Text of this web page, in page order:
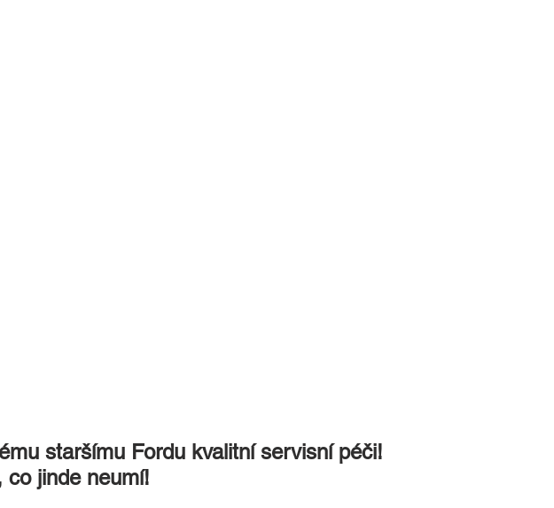
staršímu Fordu kvalitní servisní péči!
co jinde neumí!